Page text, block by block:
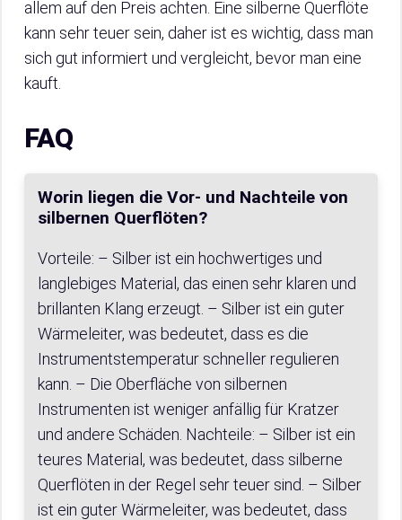
allem auf den Preis achten. Eine silberne Querflöte
kann sehr teuer sein, daher ist es wichtig, dass man
sich gut informiert und vergleicht, bevor man eine
kauft.
FAQ
Worin liegen die Vor- und Nachteile von
silbernen Querflöten?
Vorteile: – Silber ist ein hochwertiges und
langlebiges Material, das einen sehr klaren und
brillanten Klang erzeugt. – Silber ist ein guter
Wärmeleiter, was bedeutet, dass es die
Instrumentstemperatur schneller regulieren
kann. – Die Oberfläche von silbernen
Instrumenten ist weniger anfällig für Kratzer
und andere Schäden. Nachteile: – Silber ist ein
teures Material, was bedeutet, dass silberne
Querflöten in der Regel sehr teuer sind. – Silber
ist ein guter Wärmeleiter, was bedeutet, dass